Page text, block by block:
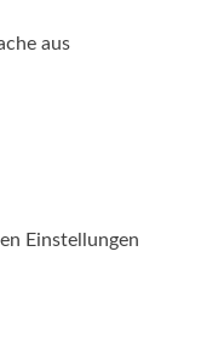
aus
Einstellungen